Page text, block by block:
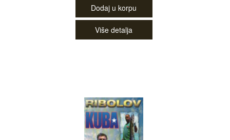
Dodaj u korpu
Više detalja